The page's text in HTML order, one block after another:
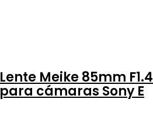
Lente Meike 85mm F1.4
para cámaras Sony E